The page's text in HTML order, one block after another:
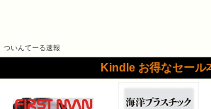
ついんてーる速報
Kindle お得なセール